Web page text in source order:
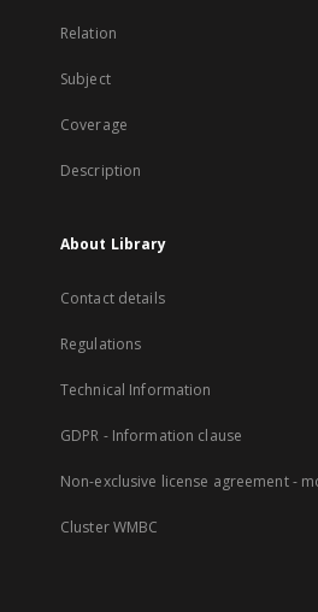
Relation
Subject
Coverage
Description
About Library
Contact details
Regulations
Technical Information
GDPR - Information clause
Non-exclusive license agreement -
Cluster WMBC